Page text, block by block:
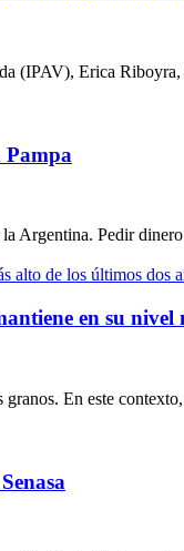
Erica
Pampa
Argentina. Pedir
en su nivel
En este